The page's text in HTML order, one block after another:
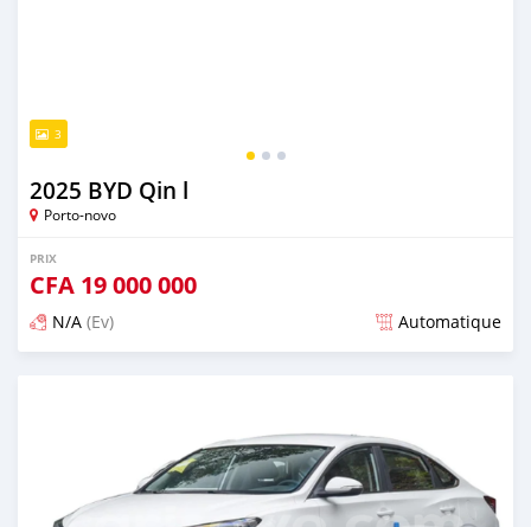
3
2025 BYD Qin l
Porto-novo
PRIX
CFA 19 000 000
N/A (Ev) Automatique